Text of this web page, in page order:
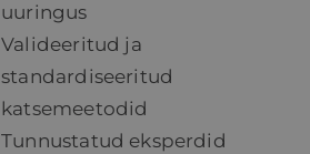
uuringus
Valideeritud ja
standardiseeritud
katsemeetodid
Tunnustatud eksperdid